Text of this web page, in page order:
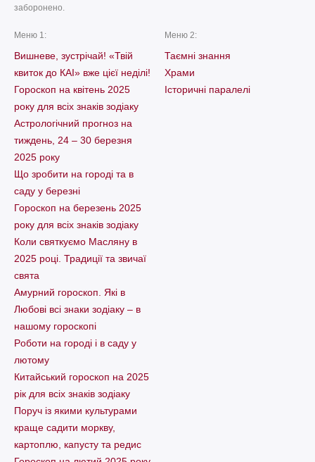
заборонено.
Меню 1:
Вишневе, зустрічай! «Твій
квиток до КАІ» вже цієї неділі!
Гороскоп на квітень 2025
року для всіх знаків зодіаку
Астрологічний прогноз на
тиждень, 24 – 30 березня
2025 року
Що зробити на городі та в
саду у березні
Гороскоп на березень 2025
року для всіх знаків зодіаку
Коли святкуємо Масляну в
2025 році. Традиції та звичаї
свята
Амурний гороскоп. Які в
Любові всі знаки зодіаку – в
нашому гороскопі
Pоботи на городі і в саду у
лютому
Китайський гороскоп на 2025
рік для всіх знаків зодіаку
Поруч із якими культурами
краще садити моркву,
картоплю, капусту та редис
Меню 2:
Таємні знання
Храми
Історичні паралелі